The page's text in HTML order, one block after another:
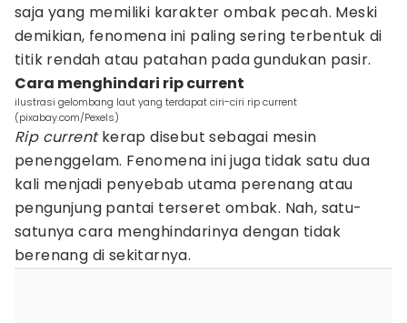
saja yang memiliki karakter ombak pecah. Meski
demikian, fenomena ini paling sering terbentuk di
titik rendah atau patahan pada gundukan pasir.
Cara menghindari rip current
ilustrasi gelombang laut yang terdapat ciri-ciri rip current
(pixabay.com/Pexels)
Rip currentkerap disebut sebagai mesin
penenggelam. Fenomena ini juga tidak satu dua
kali menjadi penyebab utama perenang atau
pengunjung pantai terseret ombak. Nah, satu-
satunya cara menghindarinya dengan tidak
berenang di sekitarnya.